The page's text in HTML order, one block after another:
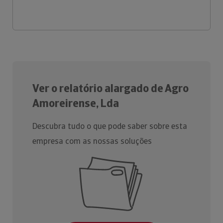
Ver o relatório alargado de Agro
Amoreirense, Lda
Descubra tudo o que pode saber sobre esta
empresa com as nossas soluções